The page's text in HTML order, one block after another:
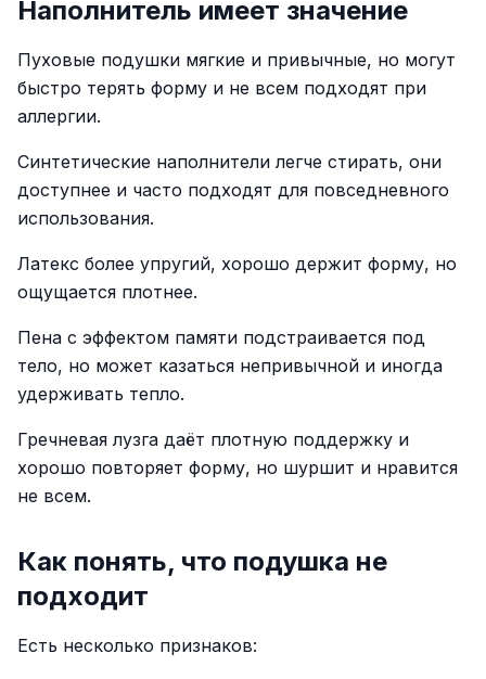
Наполнитель имеет значение
Пуховые подушки мягкие и привычные, но могут
быстро терять форму и не всем подходят при
аллергии.
Синтетические наполнители легче стирать, они
доступнее и часто подходят для повседневного
использования.
Латекс более упругий, хорошо держит форму, но
ощущается плотнее.
Пена с эффектом памяти подстраивается под
тело, но может казаться непривычной и иногда
удерживать тепло.
Гречневая лузга даёт плотную поддержку и
хорошо повторяет форму, но шуршит и нравится
не всем.
Как понять, что подушка не
подходит
Есть несколько признаков: